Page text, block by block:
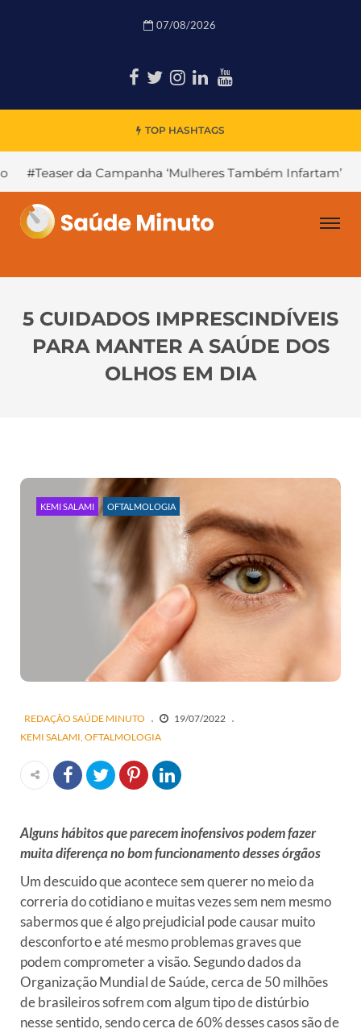
07/08/2026
TOP HASHTAGS
‘Mulheres Também Infartam’ #Declínio
5 CUIDADOS IMPRESCINDÍVEIS
PARA MANTER A SAÚDE DOS
OLHOS EM DIA
KEMI SALAMI OFTALMOLOGIA
REDAÇÃO SAÚDE MINUTO
19/07/2022
KEMI SALAMI OFTALMOLOGIA
Alguns hábitos que parecem inofensivos podem fazer
muita diferença no bom funcionamento desses órgãos
Um descuido que acontece sem querer no meio da
correria do cotidiano e muitas vezes sem nem mesmo
sabermos que é algo prejudicial pode causar muito
desconforto e até mesmo problemas graves que
podem comprometer a visão.Segundo dados da
Organização Mundial de Saúde, cerca de 50 milhões
de brasileiros sofrem com algum tipo de distúrbio
nesse sentido, sendo cerca de 60% desses casos são de